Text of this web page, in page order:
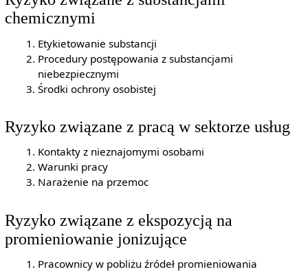
chemicznymi
Etykietowanie substancji
Procedury postępowania z substancjami
niebezpiecznymi
Środki ochrony osobistej
Ryzyko związane z pracą w sektorze usług
Kontakty z nieznajomymi osobami
Warunki pracy
Narażenie na przemoc
Ryzyko związane z ekspozycją na
promieniowanie jonizujące
Pracownicy w pobliżu źródeł promieniowania